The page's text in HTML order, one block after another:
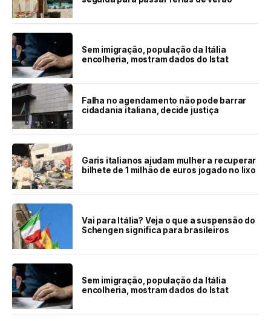
Sem imigração, população da Itália
encolheria, mostram dados do Istat
Falha no agendamento não pode barrar
cidadania italiana, decide justiça
Garis italianos ajudam mulher a recuperar
bilhete de 1 milhão de euros jogado no lixo
Vai para Itália? Veja o que a suspensão do
Schengen significa para brasileiros
Sem imigração, população da Itália
encolheria, mostram dados do Istat